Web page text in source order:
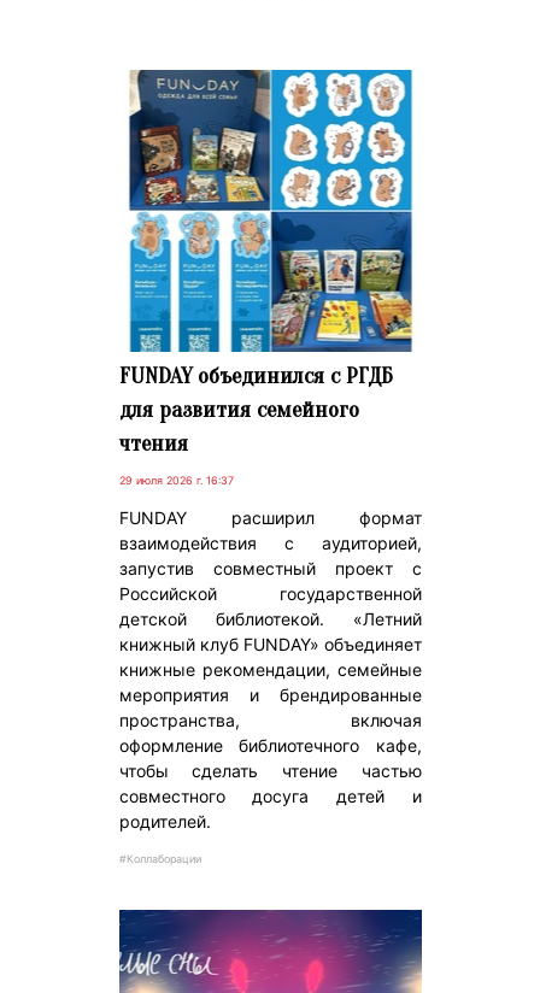
FUNDAY объединился с РГДБ
для развития семейного
чтения
29 июля 2026 г. 16:37
FUNDAY расширил формат
взаимодействия с аудиторией,
запустив совместный проект с
Российской государственной
детской библиотекой. «Летний
книжный клуб FUNDAY» объединяет
книжные рекомендации, семейные
мероприятия и брендированные
пространства, включая
оформление библиотечного кафе,
чтобы сделать чтение частью
совместного досуга детей и
родителей.
#Коллаборации